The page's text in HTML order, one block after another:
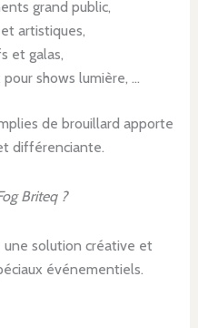
grand public,
artistiques,
et galas,
shows lumière, …
de brouillard apporte
différenciante.
Briteq ?
solution créative et
événementiels.